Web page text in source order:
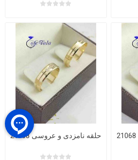
حلقه نامزدی و عروسی 21068